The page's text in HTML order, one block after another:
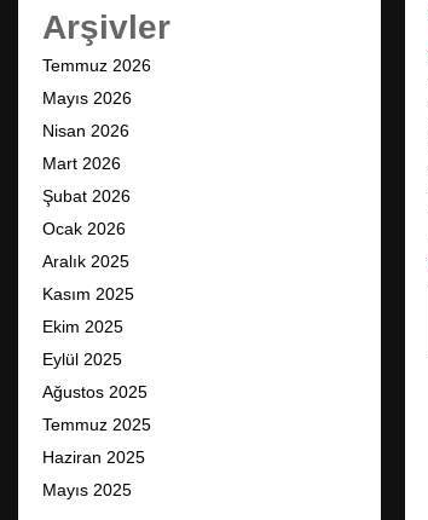
Arşivler
Temmuz 2026
Mayıs 2026
Nisan 2026
Mart 2026
Şubat 2026
Ocak 2026
Aralık 2025
Kasım 2025
Ekim 2025
Eylül 2025
Ağustos 2025
Temmuz 2025
Haziran 2025
Mayıs 2025